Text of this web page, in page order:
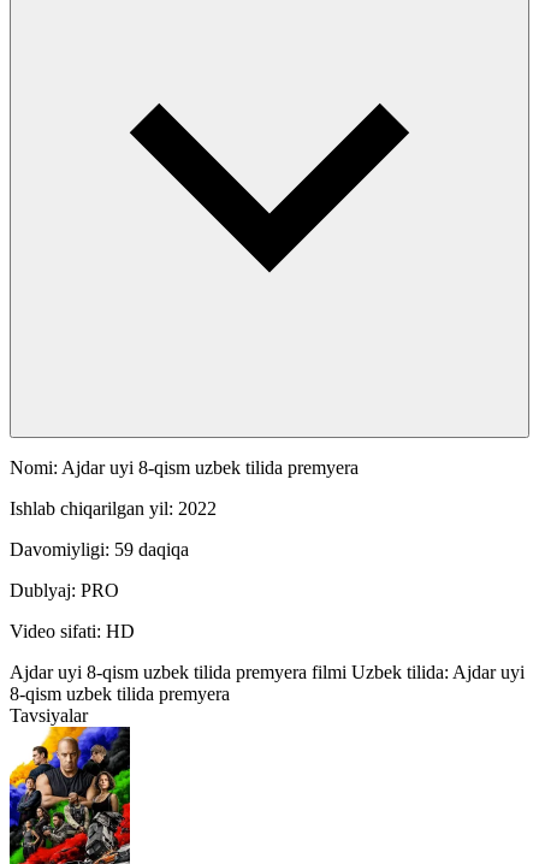
Nomi: Ajdar uyi 8-qism uzbek tilida premyera
Ishlab chiqarilgan yil: 2022
Davomiyligi: 59 daqiqa
Dublyaj: PRO
Video sifati: HD
Ajdar uyi 8-qism uzbek tilida premyera filmi Uzbek tilida: Ajdar uyi
8-qism uzbek tilida premyera
Tavsiyalar